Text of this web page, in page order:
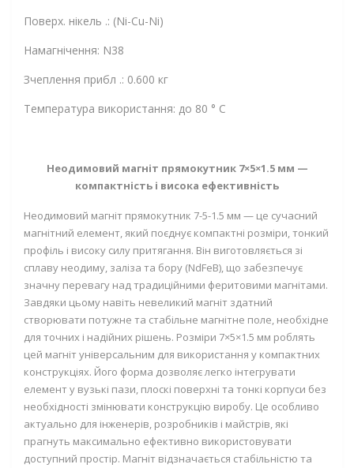
Поверх. нікель .: (Ni-Cu-Ni)
Намагнічення: N38
Зчеплення прибл .: 0.600 кг
Температура використання: до 80 ° C
Неодимовий магніт прямокутник 7×5×1.5 мм —
компактність і висока ефективність
Неодимовий магніт прямокутник 7-5-1.5 мм — це сучасний
магнітний елемент, який поєднує компактні розміри, тонкий
профіль і високу силу притягання. Він виготовляється зі
сплаву неодиму, заліза та бору (NdFeB), що забезпечує
значну перевагу над традиційними феритовими магнітами.
Завдяки цьому навіть невеликий магніт здатний
створювати потужне та стабільне магнітне поле, необхідне
для точних і надійних рішень. Розміри 7×5×1.5 мм роблять
цей магніт універсальним для використання у компактних
конструкціях. Його форма дозволяє легко інтегрувати
елемент у вузькі пази, плоскі поверхні та тонкі корпуси без
необхідності змінювати конструкцію виробу. Це особливо
актуально для інженерів, розробників і майстрів, які
прагнуть максимально ефективно використовувати
доступний простір. Магніт відзначається стабільністю та